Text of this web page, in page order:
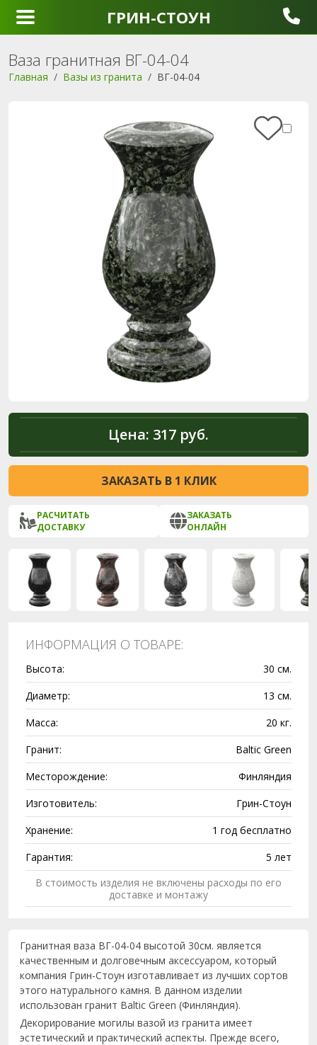
ГРИН-СТОУН
Ваза гранитная ВГ-04-04
Главная Вазы из гранита ВГ-04-04
Цена: 317 руб.
ЗАКАЗАТЬ В 1 КЛИК
РАСЧИТАТЬ
ДОСТАВКУ
ЗАКАЗАТЬ
ОНЛАЙН
ИНФОРМАЦИЯ О ТОВАРЕ:
Высота:
30 см.
Диаметр:
13 см.
Масса:
20 кг.
Гранит:
Baltic Green
Месторождение:
Финляндия
Изготовитель:
Грин-Стоун
Хранение:
1 год бесплатно
Гарантия:
5 лет
В стоимость изделия не включены расходы по его
доставке и монтажу
Гранитная ваза ВГ-04-04 высотой 30см. является
качественным и долговечным аксессуаром, который
компания Грин-Стоун изготавливает из лучших сортов
этого натурального камня. В данном изделии
использован гранит Baltic Green (Финляндия).
Декорирование могилы вазой из гранита имеет
эстетический и практический аспекты. Прежде всего,